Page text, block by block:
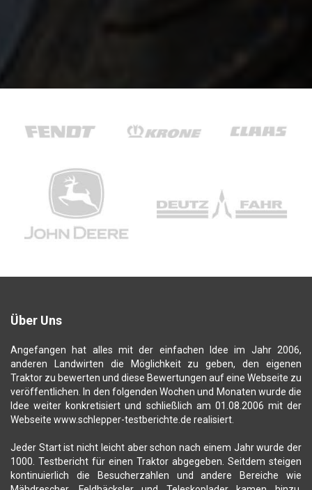
Über Uns
Angefangen hat alles mit der einfachen Idee im Jahr 2006,
anderen Landwirten die Möglichkeit zu geben, den eigenen
Traktor zu bewerten und diese Bewertungen auf eine Webseite zu
veröffentlichen. In den folgenden Wochen und Monaten wurde die
Idee weiter konkretisiert und schließlich am 01.08.2006 mit der
Webseite www.schlepper-testberichte.de realisiert.
Jeder Start ist nicht leicht aber schon nach einem Jahr wurde der
1000. Testbericht für einen Traktor abgegeben. Seitdem steigen
kontinuierlich die Besucherzahlen und andere Bereiche wie